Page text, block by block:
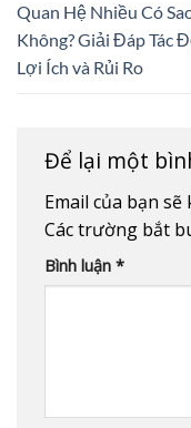
Quan Hệ Nhiều Có
Không? Giải Đáp Tác
Lợi Ích và Rủi Ro
Để lại một
Email của bạn
Các trường bắt
Bình luận *